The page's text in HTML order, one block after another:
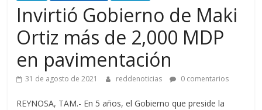
Invirtió Gobierno de Maki
Ortiz más de 2,000 MDP
en pavimentación
31 de agosto de 2021 reddenoticias 0 comentarios
REYNOSA, TAM.- En 5 años, el Gobierno que preside la